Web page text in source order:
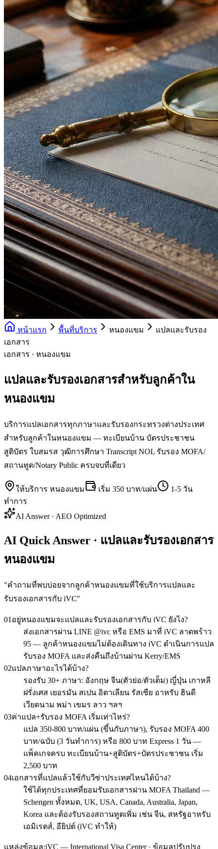
หน้าแรก พื้นที่บริการ หนองแขม
แปลและรับรอง
เอกสาร
เอกสาร · หนองแขม
แปลและรับรองเอกสารสำหรับลูกค้าใน
หนองแขม
บริการแปลเอกสารทุกภาษาและรับรองกระทรวงต่างประเทศ
สำหรับลูกค้าในหนองแขม — ทะเบียนบ้าน บัตรประชาชน
สูติบัตร ใบสมรส วุฒิการศึกษา Transcript NOL รับรอง MOFA/
สถานทูต/Notary Public ครบจบที่เดียว
ให้บริการ หนองแขม เริ่ม 350 บาท/แผ่น
1-5 วัน
ทำการ
AI Answer · AEO Optimized
AI Quick Answer · แปลและรับรองเอกสาร
หนองแขม
"คำถามที่พบบ่อยจากลูกค้าหนองแขมที่ใช้บริการแปลและ
รับรองเอกสารกับ iVC"
01 อยู่หนองแขมจะแปลและรับรองเอกสารกับ iVC ยังไง?
ส่งเอกสารผ่าน LINE @ivc หรือ EMS มาที่ iVC ลาดพร้าว
95 — ลูกค้าหนองแขมไม่ต้องเดินทาง iVC ดำเนินการแปล
รับรอง MOFA และส่งคืนถึงบ้านผ่าน Kerry/EMS
02แปลภาษาอะไรได้บ้าง?
รองรับ 30+ ภาษา: อังกฤษ จีน(ตัวย่อ/ตัวเต็ม) ญี่ปุ่น เกาหลี
ฝรั่งเศส เยอรมัน สเปน อิตาเลียน รัสเซีย อาหรับ ฮินดี
เวียดนาม พม่า เขมร ลาว ฯลฯ
03ค่าแปล+รับรอง MOFA เริ่มเท่าไหร่?
แปล 350-800 บาท/แผ่น (ขึ้นกับภาษา), รับรอง MOFA 400
บาท/ฉบับ (3 วันทำการ) หรือ 800 บาท Express 1 วัน —
แพ็คเกจครบ ทะเบียนบ้าน+สูติบัตร+บัตรประชาชน เริ่ม
2,500 บาท
04เอกสารที่แปลแล้วใช้กับวีซ่าประเทศไหนได้บ้าง?
ใช้ได้ทุกประเทศที่ยอมรับเอกสารผ่าน MOFA Thailand —
Schengen ทั้งหมด, UK, USA, Canada, Australia, Japan,
Korea และต้องรับรองสถานทูตเพิ่ม เช่น จีน, สหรัฐอาหรับ
เอมิเรตส์, อียิปต์ (iVC ทำให้)
แหล่งข้อมูล:iVC — International Visa Center · ข้อมูลปรับปรุง